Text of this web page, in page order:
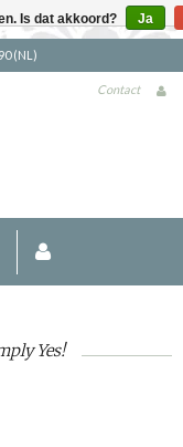
(NL)
Contact
Yes!
Is dat akkoord? Ja